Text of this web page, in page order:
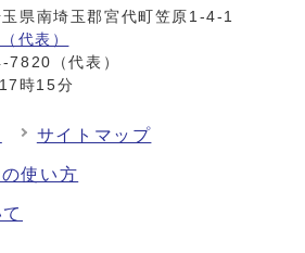
県南埼玉郡宮代町笠原1-4-1
代表）
7820（代表）
時15分
サイトマップ
使い方